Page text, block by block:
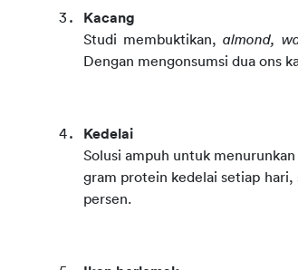
Kacang
Studi membuktikan, almond,
Dengan mengonsumsi dua ons
Kedelai
Solusi ampuh untuk
gram protein kedelai setiap hari,
persen.